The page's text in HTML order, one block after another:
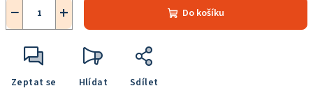
+
− Do košíku
Zeptat se Hlídat Sdílet